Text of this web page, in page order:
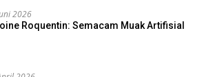
2026
Roquentin: Semacam Muak Artifisial